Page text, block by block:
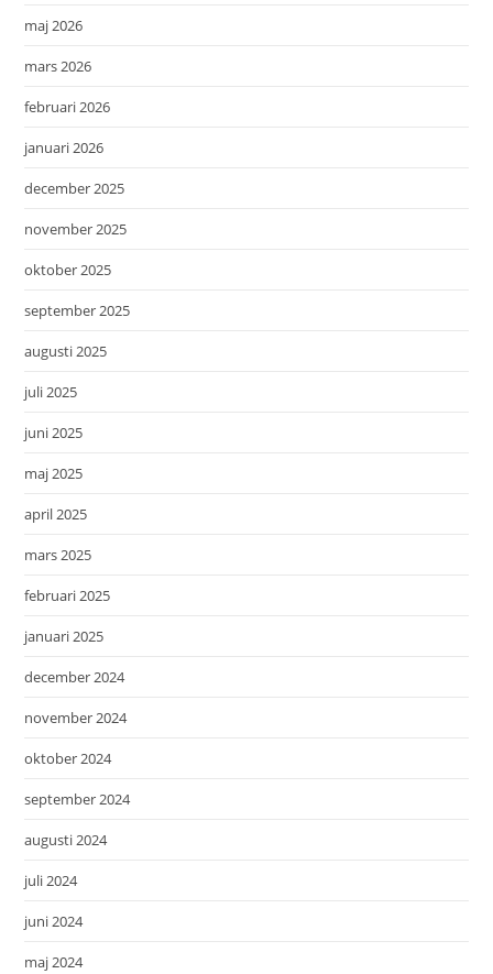
maj 2026
mars 2026
februari 2026
januari 2026
december 2025
november 2025
oktober 2025
september 2025
augusti 2025
juli 2025
juni 2025
maj 2025
april 2025
mars 2025
februari 2025
januari 2025
december 2024
november 2024
oktober 2024
september 2024
augusti 2024
juli 2024
juni 2024
maj 2024